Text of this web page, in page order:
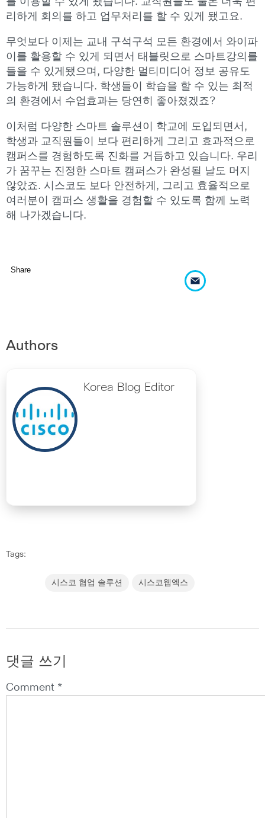
리하게 회의를 하고 업무처리를 할 수 있게 됐고요.
무엇보다 이제는 교내 구석구석 모든 환경에서 와이파
이를 활용할 수 있게 되면서 태블릿으로 스마트강의를
들을 수 있게됐으며, 다양한 멀티미디어 정보 공유도
가능하게 됐습니다. 학생들이 학습을 할 수 있는 최적
의 환경에서 수업효과는 당연히 좋아졌겠죠?
이처럼 다양한 스마트 솔루션이 학교에 도입되면서,
학생과 교직원들이 보다 편리하게 그리고 효과적으로
캠퍼스를 경험하도록 진화를 거듭하고 있습니다. 우리
가 꿈꾸는 진정한 스마트 캠퍼스가 완성될 날도 머지
않았죠. 시스코도 보다 안전하게, 그리고 효율적으로
여러분이 캠퍼스 생활을 경험할 수 있도록 함께 노력
해 나가겠습니다.
Share
Authors
Korea Blog Editor
Tags:
시스코 협업 솔루션 시스코웹엑스
댓글 쓰기
Comment *